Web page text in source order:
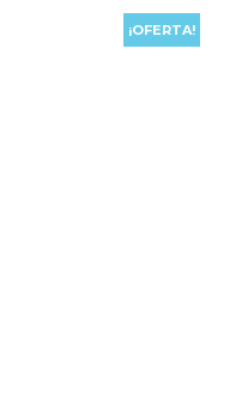
¡OFERTA!